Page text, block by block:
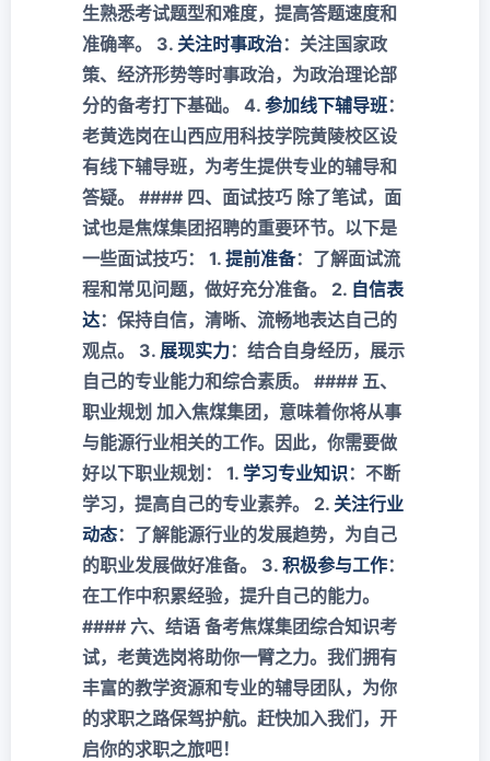
生熟悉考试题型和难度，提高答题速度和
准确率。 3. 关注时事政治：关注国家政
策、经济形势等时事政治，为政治理论部
分的备考打下基础。 4. 参加线下辅导班：
老黄选岗在山西应用科技学院黄陵校区设
有线下辅导班，为考生提供专业的辅导和
答疑。 #### 四、面试技巧 除了笔试，面
试也是焦煤集团招聘的重要环节。以下是
一些面试技巧： 1. 提前准备：了解面试流
程和常见问题，做好充分准备。 2. 自信表
达：保持自信，清晰、流畅地表达自己的
观点。 3. 展现实力：结合自身经历，展示
自己的专业能力和综合素质。 #### 五、
职业规划 加入焦煤集团，意味着你将从事
与能源行业相关的工作。因此，你需要做
好以下职业规划： 1. 学习专业知识：不断
学习，提高自己的专业素养。 2. 关注行业
动态：了解能源行业的发展趋势，为自己
的职业发展做好准备。 3. 积极参与工作：
在工作中积累经验，提升自己的能力。
#### 六、结语 备考焦煤集团综合知识考
试，老黄选岗将助你一臂之力。我们拥有
丰富的教学资源和专业的辅导团队，为你
的求职之路保驾护航。赶快加入我们，开
启你的求职之旅吧！